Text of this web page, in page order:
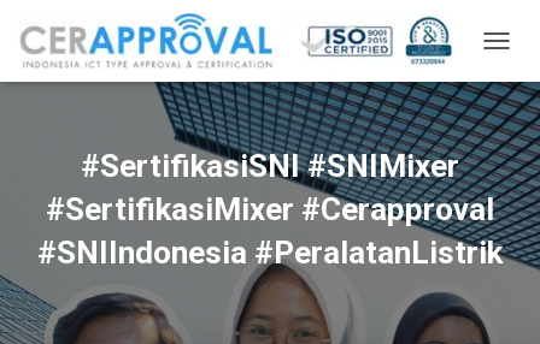
#SertifikasiSNI #SNIMixer
#SertifikasiMixer #Cerapproval
#SNIIndonesia #PeralatanListrik